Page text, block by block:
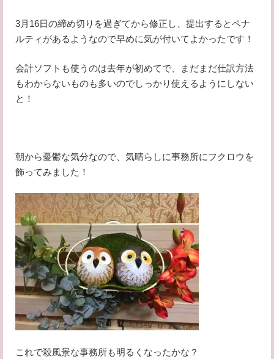
3月16日の締め切りを過ぎてから修正し、提出するとペナ
ルティがあるようなので早めに気が付いてよかったです！
会計ソフトも使うのは去年が初めてで、まだまだ仕訳方法
もわからないものも多いのでしっかり使えるようにしない
と！
朝から憂鬱な気分なので、気晴らしに事務所にフクロウを
飾ってみました！
これで殺風景な事務所も明るくなったかな？